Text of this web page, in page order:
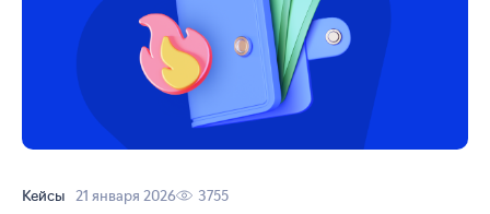
Кейсы 21 января 2026 3755